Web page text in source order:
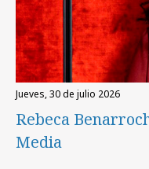
jueves, 30 de julio 2026
Rebeca
Media